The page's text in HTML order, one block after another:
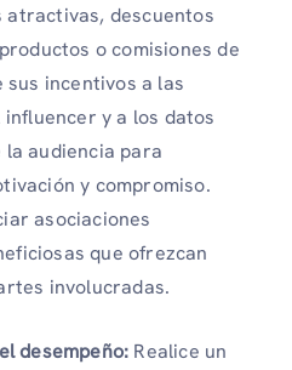
atractivas, descuentos
o comisiones de
incentivos a las
y a los datos
audiencia para
y compromiso.
asociaciones
que ofrezcan
involucradas.
desempeño: Realice un